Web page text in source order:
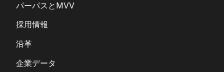
パーパスとMVV
採用情報
沿革
企業データ